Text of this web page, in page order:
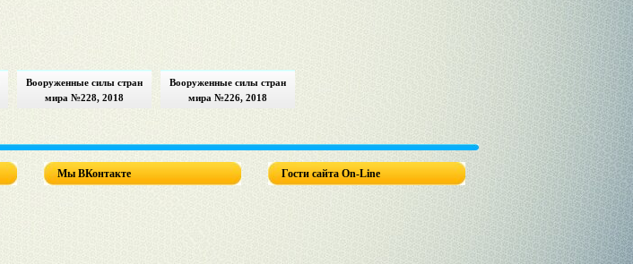
Вооруженные силы стран
мира №228, 2018
Вооруженные силы стран
мира №226, 2018
Мы ВКонтакте Гости сайта On-Line